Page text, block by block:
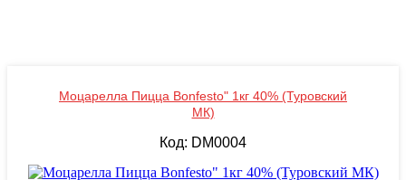
Моцарелла Пицца Bonfesto" 1кг 40% (Туровский
МК)
Код: DM0004